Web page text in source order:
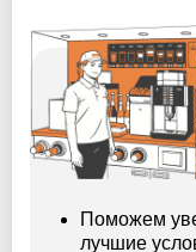
Поможем
лучшие